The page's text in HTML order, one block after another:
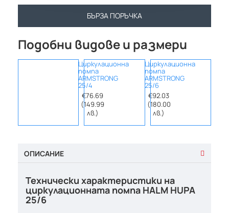
БЪРЗА ПОРЪЧКА
Подобни видове и размери
Циркулационна
помпа
ARMSTRONG
25/4
€76.69
(149.99
лв.)
Циркулационна
помпа
ARMSTRONG
25/6
€92.03
(180.00
лв.)
ОПИСАНИЕ
Технически характеристики на
циркулационната помпа HALM HUPA
25/6